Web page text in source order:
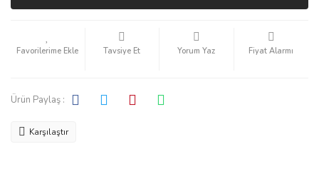
Tavsiye Et Yorum Yaz Fiyat Alarmı
Ürün Paylaş :
Karşılaştır